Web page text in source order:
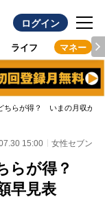
ログイン
ライフ マネー
ちらが得？ いまの月収から
15:00 女性セブン
らが得？
早見表